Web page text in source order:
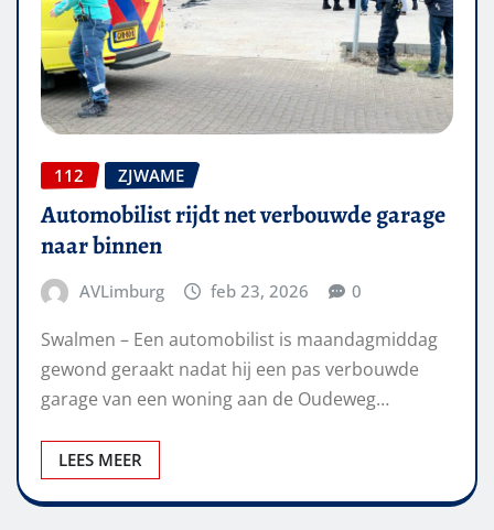
112 ZJWAME
Automobilist rijdt net verbouwde garage
naar binnen
AVLimburg feb 23, 2026 0
Swalmen – Een automobilist is maandagmiddag
gewond geraakt nadat hij een pas verbouwde
garage van een woning aan de Oudeweg…
LEES MEER